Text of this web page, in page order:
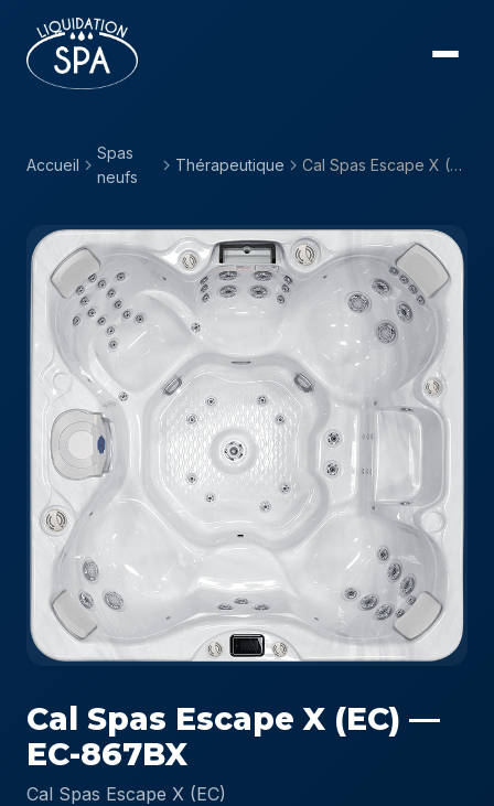
Accueil
Spas
neufs
Thérapeutique Cal Spas Escape X (EC) — EC-867BX
Cal Spas Escape X (EC) —
EC-867BX
Cal Spas Escape X (EC)